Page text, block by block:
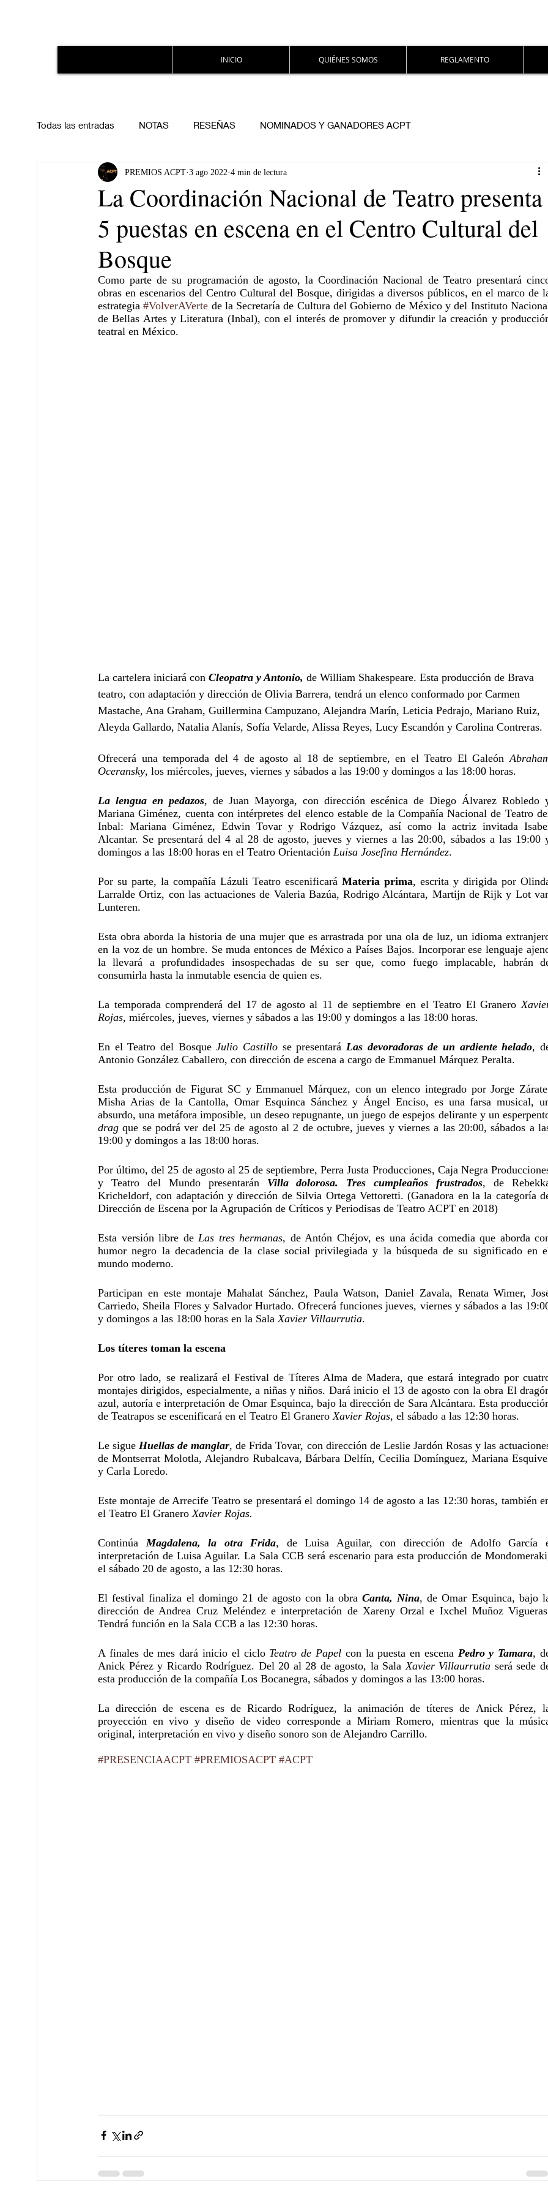
INICIO QUIÉNES SOMOS REGLAMENTO
Todas las entradas NOTAS RESEÑAS NOMINADOS Y GANADORES ACPT
La Coordinación Nacional de Teatro presenta
5 puestas en escena en el Centro Cultural del
Bosque
PREMIOS ACPT 3 ago 2022 4 min de lectura
Como parte de su programación de agosto, la Coordinación Nacional de Teatro presentará
obras en escenarios del Centro Cultural del Bosque, dirigidas a diversos públicos, en el marco de
estrategia #VolverAVerte de la Secretaría de Cultura del Gobierno de México y del Instituto
de Bellas Artes y Literatura (Inbal), con el interés de promover y difundir la creación y
teatral en México.
La cartelera iniciará con Cleopatra y Antonio, de William Shakespeare. Esta producción de Brava
teatro, con adaptación y dirección de Olivia Barrera, tendrá un elenco conformado por Carmen
Mastache, Ana Graham, Guillermina Campuzano, Alejandra Marín, Leticia Pedrajo, Mariano Ruiz,
Aleyda Gallardo, Natalia Alanís, Sofía Velarde, Alissa Reyes, Lucy Escandón y Carolina Contreras.
Ofrecerá una temporada del 4 de agosto al 18 de septiembre, en el Teatro El Galeón
Oceransky, los miércoles, jueves, viernes y sábados a las 19:00 y domingos a las 18:00 horas.
La lengua en pedazos, de Juan Mayorga, con dirección escénica de Diego Álvarez Robledo
Mariana Giménez, cuenta con intérpretes del elenco estable de la Compañía Nacional de Teatro
Inbal: Mariana Giménez, Edwin Tovar y Rodrigo Vázquez, así como la actriz invitada
Alcantar. Se presentará del 4 al 28 de agosto, jueves y viernes a las 20:00, sábados a las 19:00
domingos a las 18:00 horas en el Teatro Orientación Luisa Josefina Hernández.
Por su parte, la compañía Lázuli Teatro escenificará Materia prima, escrita y dirigida por
Larralde Ortiz, con las actuaciones de Valeria Bazúa, Rodrigo Alcántara, Martijn de Rijk y Lot
Lunteren.
Esta obra aborda la historia de una mujer que es arrastrada por una ola de luz, un idioma
en la voz de un hombre. Se muda entonces de México a Países Bajos. Incorporar ese lenguaje
la llevará a profundidades insospechadas de su ser que, como fuego implacable, habrán
consumirla hasta la inmutable esencia de quien es.
La temporada comprenderá del 17 de agosto al 11 de septiembre en el Teatro El Granero
Rojas, miércoles, jueves, viernes y sábados a las 19:00 y domingos a las 18:00 horas.
En el Teatro del Bosque Julio Castillo se presentará Las devoradoras de un ardiente helado,
Antonio González Caballero, con dirección de escena a cargo de Emmanuel Márquez Peralta.
Esta producción de Figurat SC y Emmanuel Márquez, con un elenco integrado por Jorge
Misha Arias de la Cantolla, Omar Esquinca Sánchez y Ángel Enciso, es una farsa musical,
drag que se podrá ver del 25 de agosto al 2 de octubre, jueves y viernes a las 20:00, sábados a
19:00 y domingos a las 18:00 horas.
Por último, del 25 de agosto al 25 de septiembre, Perra Justa Producciones, Caja Negra
y Teatro del Mundo presentarán Villa dolorosa. Tres cumpleaños frustrados, de
Kricheldorf, con adaptación y dirección de Silvia Ortega Vettoretti. (Ganadora en la la categoría
Dirección de Escena por la Agrupación de Críticos y Periodisas de Teatro ACPT en 2018)
Esta versión libre de Las tres hermanas, de Antón Chéjov, es una ácida comedia que aborda
humor negro la decadencia de la clase social privilegiada y la búsqueda de su significado en
mundo moderno.
Participan en este montaje Mahalat Sánchez, Paula Watson, Daniel Zavala, Renata Wimer,
Carriedo, Sheila Flores y Salvador Hurtado. Ofrecerá funciones jueves, viernes y sábados a las
y domingos a las 18:00 horas en la Sala Xavier Villaurrutia.
Los títeres toman la escena
Por otro lado, se realizará el Festival de Títeres Alma de Madera, que estará integrado por
montajes dirigidos, especialmente, a niñas y niños. Dará inicio el 13 de agosto con la obra El
azul, autoría e interpretación de Omar Esquinca, bajo la dirección de Sara Alcántara. Esta
de Teatrapos se escenificará en el Teatro El Granero Xavier Rojas, el sábado a las 12:30 horas.
Le sigue Huellas de manglar, de Frida Tovar, con dirección de Leslie Jardón Rosas y las
de Montserrat Molotla, Alejandro Rubalcava, Bárbara Delfín, Cecilia Domínguez, Mariana
y Carla Loredo.
Este montaje de Arrecife Teatro se presentará el domingo 14 de agosto a las 12:30 horas, también
el Teatro El Granero Xavier Rojas.
Continúa Magdalena, la otra Frida, de Luisa Aguilar, con dirección de Adolfo García
interpretación de Luisa Aguilar. La Sala CCB será escenario para esta producción de
el sábado 20 de agosto, a las 12:30 horas.
El festival finaliza el domingo 21 de agosto con la obra Canta, Nina, de Omar Esquinca, bajo
dirección de Andrea Cruz Meléndez e interpretación de Xareny Orzal e Ixchel Muñoz
Tendrá función en la Sala CCB a las 12:30 horas.
A finales de mes dará inicio el ciclo Teatro de Papel con la puesta en escena Pedro y Tamara,
Anick Pérez y Ricardo Rodríguez. Del 20 al 28 de agosto, la Sala Xavier Villaurrutia será sede
esta producción de la compañía Los Bocanegra, sábados y domingos a las 13:00 horas.
La dirección de escena es de Ricardo Rodríguez, la animación de títeres de Anick Pérez,
proyección en vivo y diseño de video corresponde a Miriam Romero, mientras que la
original, interpretación en vivo y diseño sonoro son de Alejandro Carrillo.
#PRESENCIAACPT #PREMIOSACPT #ACPT